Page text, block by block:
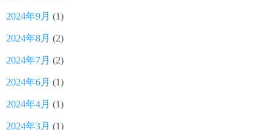
2024年9月 (1)
2024年8月 (2)
2024年7月 (2)
2024年6月 (1)
2024年4月 (1)
2024年3月 (1)